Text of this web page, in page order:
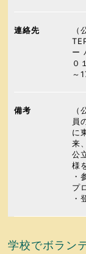
連絡先
ー
０
～
備考
員
に
来
公
様
・
プ
・
学校でボラン